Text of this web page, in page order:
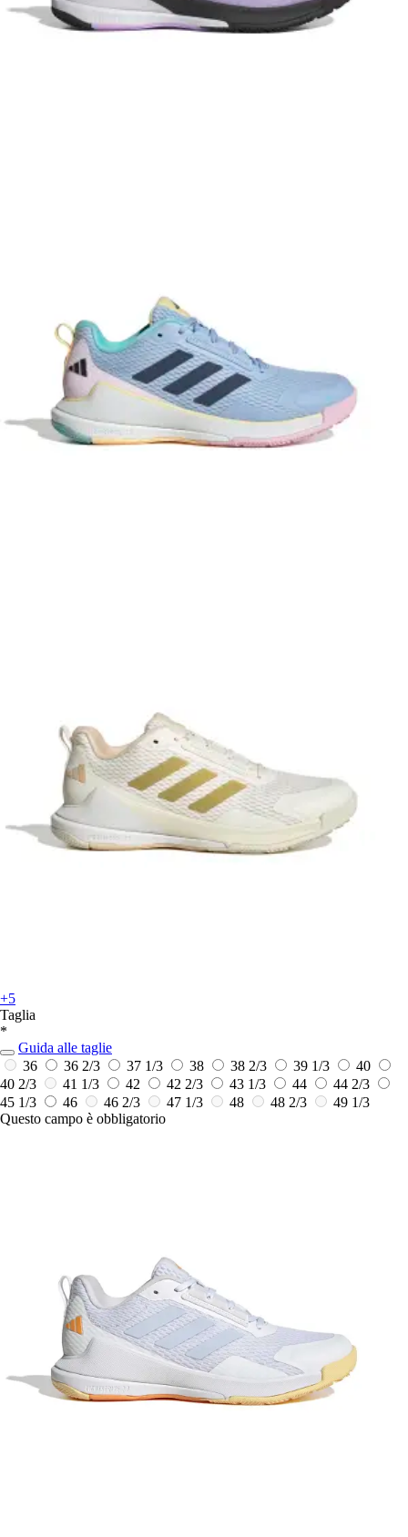
+5
Taglia
*
Guida alle taglie
36
36 2/3 37 1/3 38 38 2/3 39 1/3
40
40 2/3
41 1/3 42 42 2/3 43 1/3 44
44 2/3
45 1/3
46 46 2/3 47 1/3 48 48 2/3
49 1/3
Questo campo è obbligatorio